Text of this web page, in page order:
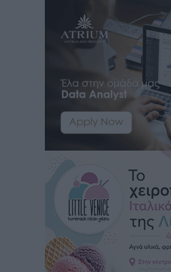
Iατρικός Σύλλογος Ροδου προς Α.
Στρατηγικές Προτάσεις για την
Δημόσιας Υγείας στη Νησιωτική
Νοσοκομεία της Γ΄ Ζώνης
Τοπικές Ειδήσεις πριν 5 ώρες
Πάνθηρες: Ξεκίνησαν αισιόδοξοι
“πτήση” τους
Αθλητικά• πριν 5 ώρες
Άρης Αρχαγγέλου: Στο πλευρό του
• πριν 5 ώρες
Φοίβος: Η μεγάλη επιστροφή του
Αθλητικά• πριν 5 ώρες